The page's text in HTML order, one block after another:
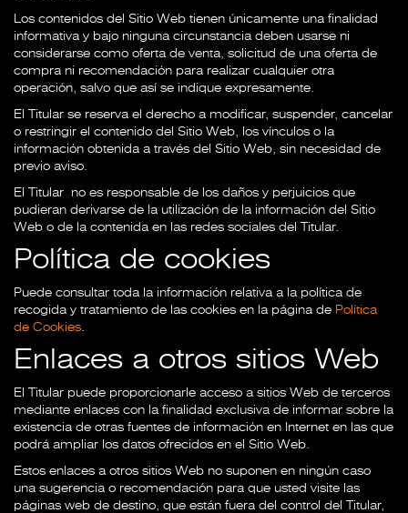
Los contenidos del Sitio Web tienen únicamente una finalidad
informativa y bajo ninguna circunstancia deben usarse ni
considerarse como oferta de venta, solicitud de una oferta de
compra ni recomendación para realizar cualquier otra
operación, salvo que así se indique expresamente.
El Titular se reserva el derecho a modificar, suspender, cancelar
o restringir el contenido del Sitio Web, los vínculos o la
información obtenida a través del Sitio Web, sin necesidad de
previo aviso.
El Titular no es responsable de los daños y perjuicios que
pudieran derivarse de la utilización de la información del Sitio
Web o de la contenida en las redes sociales del Titular.
Política de cookies
Puede consultar toda la información relativa a la política de
recogida y tratamiento de las cookies en la página de Política
de Cookies.
Enlaces a otros sitios Web
El Titular puede proporcionarle acceso a sitios Web de terceros
mediante enlaces con la finalidad exclusiva de informar sobre la
existencia de otras fuentes de información en Internet en las que
podrá ampliar los datos ofrecidos en el Sitio Web.
Estos enlaces a otros sitios Web no suponen en ningún caso
una sugerencia o recomendación para que usted visite las
páginas web de destino, que están fuera del control del Titular,